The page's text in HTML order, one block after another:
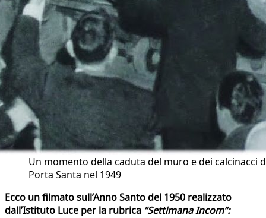
Un momento della caduta del muro e dei calcinacci
Porta Santa nel 1949
Ecco un filmato sull’Anno Santo del 1950 realizzato
dall’Istituto Luce per la rubrica “Settimana Incom”: